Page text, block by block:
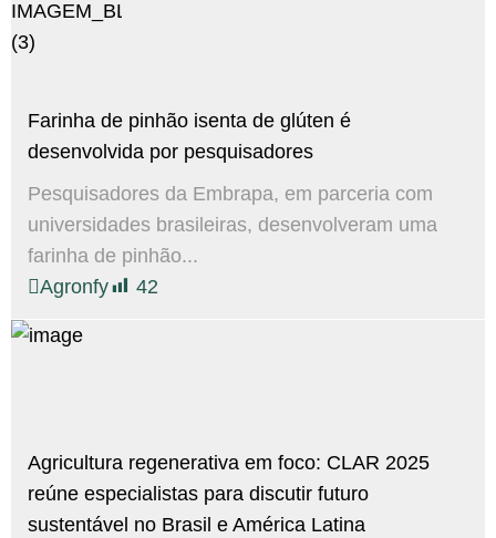
Farinha de pinhão isenta de glúten é
desenvolvida por pesquisadores
Pesquisadores da Embrapa, em parceria com
universidades brasileiras, desenvolveram uma
farinha de pinhão...
Agronfy
42
Agricultura regenerativa em foco: CLAR 2025
reúne especialistas para discutir futuro
sustentável no Brasil e América Latina